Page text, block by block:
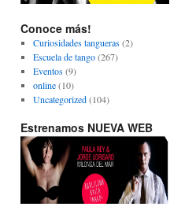
Conoce más!
Curiosidades tangueras(2)
Escuela de tango(267)
Eventos(9)
online(10)
Uncategorized(104)
Estrenamos NUEVA WEB